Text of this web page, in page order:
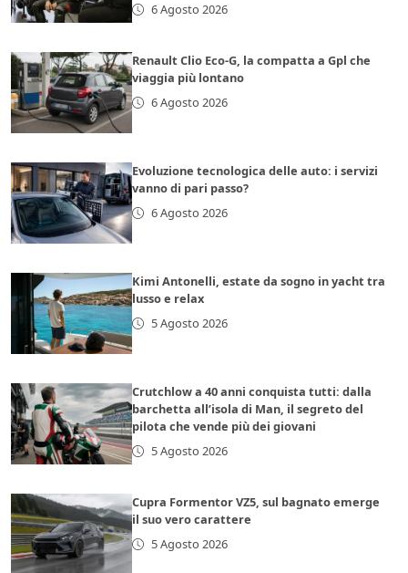
6 Agosto 2026
Renault Clio Eco-G, la compatta a Gpl che
viaggia più lontano
6 Agosto 2026
Evoluzione tecnologica delle auto: i servizi
vanno di pari passo?
6 Agosto 2026
Kimi Antonelli, estate da sogno in yacht tra
lusso e relax
5 Agosto 2026
Crutchlow a 40 anni conquista tutti: dalla
barchetta all’isola di Man, il segreto del
pilota che vende più dei giovani
5 Agosto 2026
Cupra Formentor VZ5, sul bagnato emerge
il suo vero carattere
5 Agosto 2026